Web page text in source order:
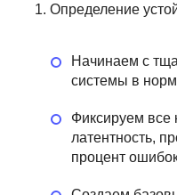
Определение
Начинаем с
системы в
Фиксируем все
латентность,
процент